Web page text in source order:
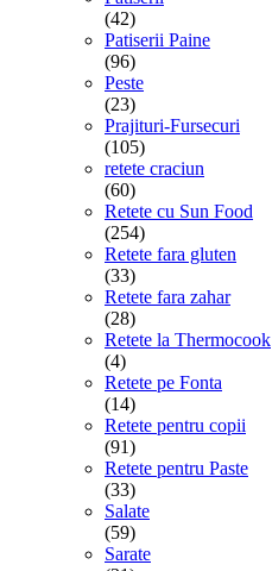
(42)
Patiserii Paine
(96)
Peste
(23)
Prajituri-Fursecuri
(105)
retete craciun
(60)
Retete cu Sun Food
(254)
Retete fara gluten
(33)
Retete fara zahar
(28)
Retete la Thermocook
(4)
Retete pe Fonta
(14)
Retete pentru copii
(91)
Retete pentru Paste
(33)
Salate
(59)
Sarate